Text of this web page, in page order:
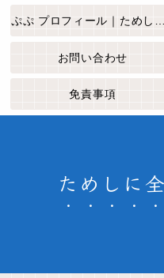
ためしに
ぷぷ プロフィール｜ためしに全部やってみた
お問い合わせ
免責事項